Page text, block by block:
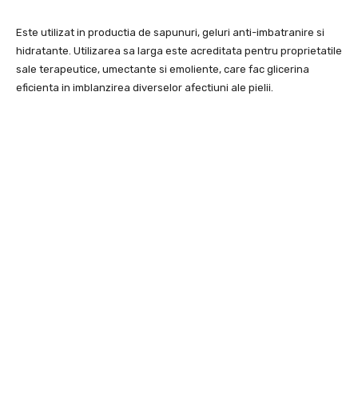
Este utilizat in productia de sapunuri, geluri anti-imbatranire si
hidratante. Utilizarea sa larga este acreditata pentru proprietatile
sale terapeutice, umectante si emoliente, care fac glicerina
eficienta in imblanzirea diverselor afectiuni ale pielii.